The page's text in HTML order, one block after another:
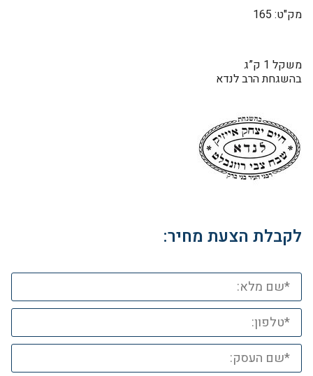
מק"ט: 165
משקל 1 ק”ג
בהשגחת הרב לנדא
לקבלת הצעת מחיר: